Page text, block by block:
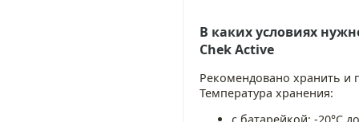
В каких условиях
Chek Active
Рекомендовано хранить и
Температура хранения: